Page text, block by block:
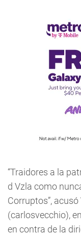
“Traidores a la
d Vzla como
Corruptos”,
(carlosvecchio),
en contra de la